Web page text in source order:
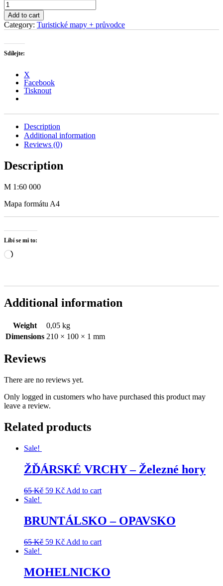
Hrubý
Jeseník
Okolí
Pradědu
Add to cart
Category: Turistické mapy + průvodce
Sdílejte:
X
Facebook
Tisknout
Description
Additional information
Reviews (0)
Description
M 1:60 000
Mapa formátu A4
Líbí se mi to:
Načítání…
Additional information
Weight
0,05 kg
Dimensions 210 × 100 × 1 mm
Reviews
There are no reviews yet.
Only logged in customers who have purchased this product may
leave a review.
Related products
Sale!
ŽĎÁRSKÉ VRCHY – Železné hory
65Kč 59 Kč Add to cart
Sale!
BRUNTÁLSKO – OPAVSKO
65Kč 59 Kč Add to cart
Sale!
MOHELNICKO